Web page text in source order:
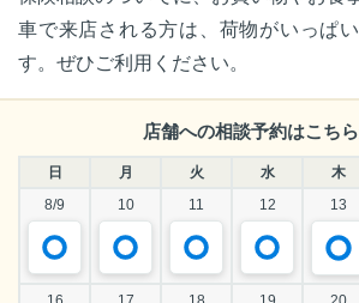
車で来店される方は、荷物がいっぱ
す。ぜひご利用ください。
店舗への相談予約はこち
日 月 火 水 木
8/9
10 11 12 13